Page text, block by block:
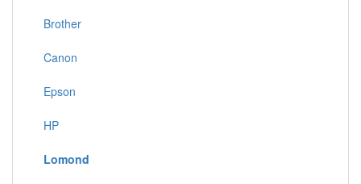
Brother
Canon
Epson
HP
Lomond